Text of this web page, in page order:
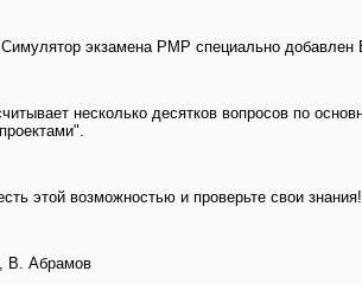
экзамена PMP специально
несколько десятков вопросов по
этой возможностью и проверьте свои знания!
В. Абрамов